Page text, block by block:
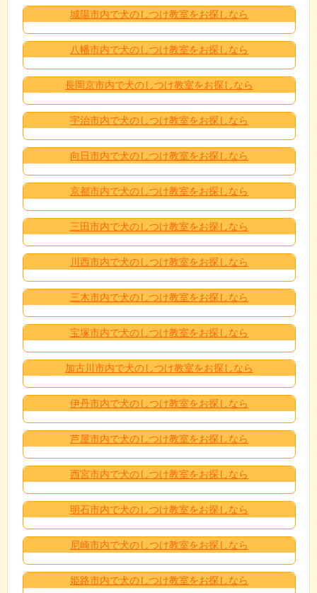
城陽市内で犬のしつけ教室をお探しなら
八幡市内で犬のしつけ教室をお探しなら
長岡京市内で犬のしつけ教室をお探しなら
宇治市内で犬のしつけ教室をお探しなら
向日市内で犬のしつけ教室をお探しなら
京都市内で犬のしつけ教室をお探しなら
三田市内で犬のしつけ教室をお探しなら
川西市内で犬のしつけ教室をお探しなら
三木市内で犬のしつけ教室をお探しなら
宝塚市内で犬のしつけ教室をお探しなら
加古川市内で犬のしつけ教室をお探しなら
伊丹市内で犬のしつけ教室をお探しなら
芦屋市内で犬のしつけ教室をお探しなら
西宮市内で犬のしつけ教室をお探しなら
明石市内で犬のしつけ教室をお探しなら
尼崎市内で犬のしつけ教室をお探しなら
姫路市内で犬のしつけ教室をお探しなら